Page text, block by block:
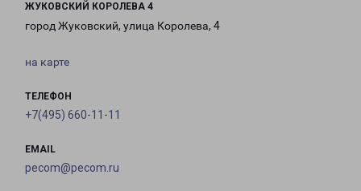
ЖУКОВСКИЙ КОРОЛЕВА 4
город Жуковский, улица Королева, 4
на карте
ТЕЛЕФОН
+7(495) 660-11-11
EMAIL
pecom@pecom.ru